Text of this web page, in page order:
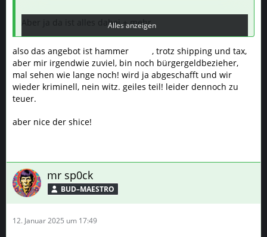
Aber ja da ist alles dabei + mehr
zb der adapter f. titaniumkammer der die moddet auf
18mm
kleiner bonus weil du mich gerade darauf gebracht hast
da nochmal zu gucken, hab festgestellt der microdose
dann nen Bong Aufsatz wird
Alles anzeigen
also das angebot ist hammer
, trotz shipping und tax,
aber mir irgendwie zuviel, bin noch bürgergeldbezieher,
mal sehen wie lange noch! wird ja abgeschafft und wir
wieder kriminell, nein witz. geiles teil! leider dennoch zu
teuer.
aber nice der shice!
mr sp0ck
BUD–MAESTRO
12. Januar 2025 um 17:49